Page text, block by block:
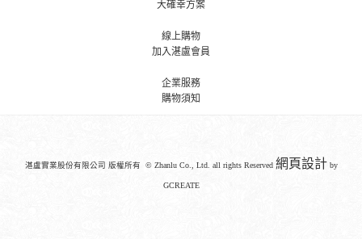
大確幸方案
線上購物
加入湛盧會員
企業服務
購物須知
湛盧實業股份有限公司 版權所有 © Zhanlu Co., Ltd. all rights Reserved 網頁設計by
GCREATE